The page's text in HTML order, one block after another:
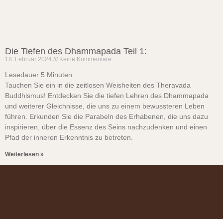
Die Tiefen des Dhammapada Teil 1:
18. Februar 2024 Keine Kommentare
Lesedauer 5 Minuten
Tauchen Sie ein in die zeitlosen Weisheiten des Theravada
Buddhismus! Entdecken Sie die tiefen Lehren des Dhammapada
und weiterer Gleichnisse, die uns zu einem bewussteren Leben
führen. Erkunden Sie die Parabeln des Erhabenen, die uns dazu
inspirieren, über die Essenz des Seins nachzudenken und einen
Pfad der inneren Erkenntnis zu betreten.
Weiterlesen »